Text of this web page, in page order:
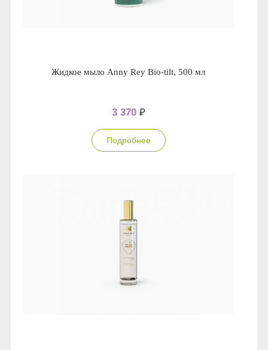
Жидкое мыло Anny Rey Bio-tilt, 500 мл
3 370 ₽
Подробнее